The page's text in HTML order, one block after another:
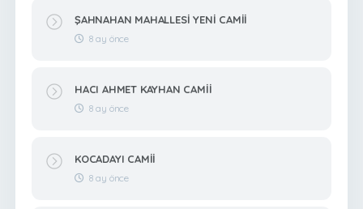
ŞAHNAHAN MAHALLESİ YENİ CAMİİ
8 ay önce
HACI AHMET KAYHAN CAMİİ
8 ay önce
KOCADAYI CAMİİ
8 ay önce